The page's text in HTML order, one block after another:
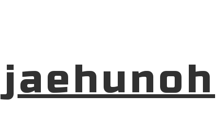
jaehunoh